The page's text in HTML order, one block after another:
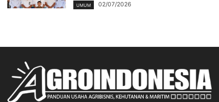
UMUM 02/07/2026